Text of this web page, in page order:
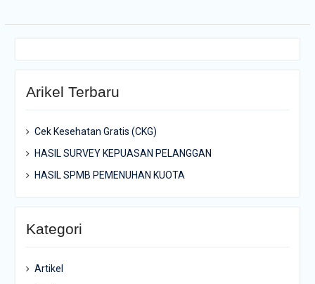
Arikel Terbaru
Cek Kesehatan Gratis (CKG)
HASIL SURVEY KEPUASAN PELANGGAN
HASIL SPMB PEMENUHAN KUOTA
Kategori
Artikel